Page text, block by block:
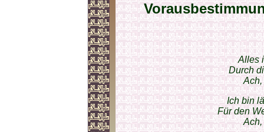
Alles
Durch
Ich bin
Für den